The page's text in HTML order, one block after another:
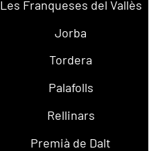
Les Franqueses del Vallès
Jorba
Tordera
Palafolls
Rellinars
Premià de Dalt